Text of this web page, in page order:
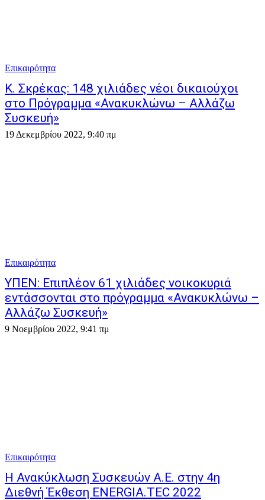
Επικαιρότητα
Κ. Σκρέκας: 148 χιλιάδες νέοι δικαιούχοι
στο Πρόγραμμα «Ανακυκλώνω – Αλλάζω
Συσκευή»
19 Δεκεμβρίου 2022, 9:40 πμ
Επικαιρότητα
ΥΠΕΝ: Επιπλέον 61 χιλιάδες νοικοκυριά
εντάσσονται στο πρόγραμμα «Ανακυκλώνω –
Αλλάζω Συσκευή»
9 Νοεμβρίου 2022, 9:41 πμ
Επικαιρότητα
Η Ανακύκλωση Συσκευών Α.Ε. στην 4η
Διεθνή Έκθεση ENERGIA.TEC 2022